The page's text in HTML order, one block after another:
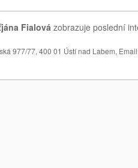
Fialová zobrazuje poslední
977/77, 400 01 Ústí nad Labem,